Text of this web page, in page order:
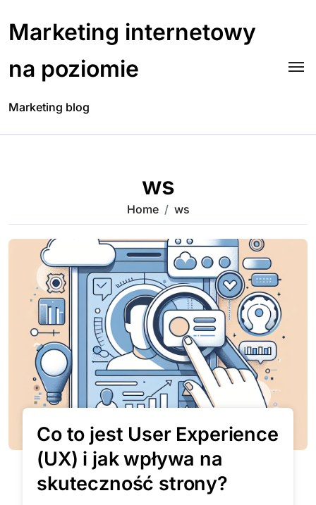
content
Marketing internetowy
na poziomie
Marketing blog
ws
Home ws
Co to jest User Experience
(UX) i jak wpływa na
skuteczność strony?